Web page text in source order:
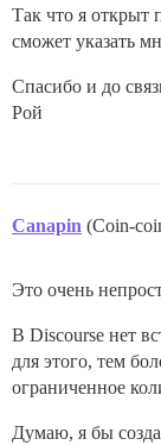
Так что я открыт
сможет указать
Спасибо и до
Рой
Canapin (Coin-
Это очень
В Discourse нет
для этого, тем
ограниченное
Думаю, я бы